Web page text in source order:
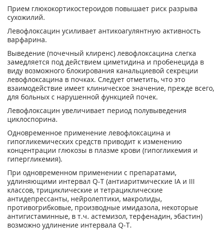
Прием глюкокортикостероидов повышает риск разрыва
сухожилий.
Левофлоксацин усиливает антикоагулянтную активность
варфарина.
Выведение (почечный клиренс) левофлоксацина слегка
замедляется под действием циметидина и пробенецида в
виду возможного блокирования канальциевой секреции
левофлоксацина в почках. Следует отметить, что это
взаимодействие имеет клиническое значение, прежде всего,
для больных с нарушенной функцией почек.
Левофлоксацин увеличивает период полувыведения
циклоспорина.
Одновременное применение левофлоксацина и
гипогликемических средств приводит к изменению
концентрации глюкозы в плазме крови (гипогликемия и
гипергликемия).
При одновременном применении с препаратами,
удлиняющими интервал Q-T (антиаритмические IA и III
классов, трициклические и тетрациклические
антидепрессанты, нейролептики, макролиды,
противогрибковые, производные имидазола, некоторые
антигистаминные, в т.ч. астемизол, терфенадин, эбастин)
возможно удлинение интервала Q-T.